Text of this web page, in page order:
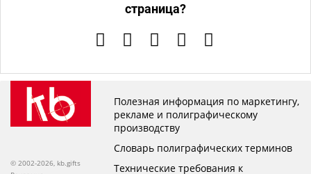
страница?
© 2002-2026, kb.gifts
Полезная информация по маркетингу,
рекламе и полиграфическому
производству
Словарь полиграфических терминов
Технические требования к